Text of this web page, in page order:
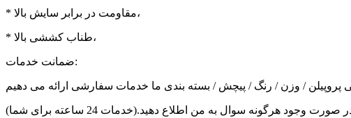
* مقاومت در برابر سایش بالا،
* طناب کششی بالا،
ضمانت خدمات:
صورت وجود هرگونه سوال به من اطلاع دهید.(خدمات 24 ساعته برای شما)